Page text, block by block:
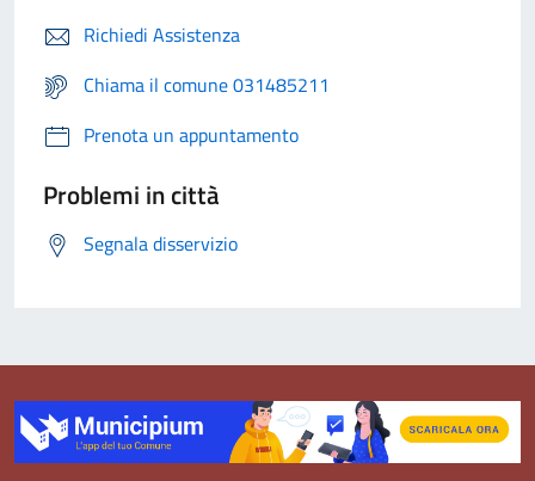
Richiedi Assistenza
Chiama il comune 031485211
Prenota un appuntamento
Problemi in città
Segnala disservizio